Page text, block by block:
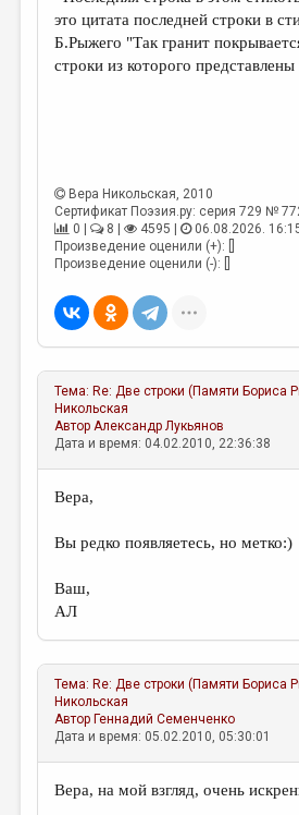
ЛИТЕРАТУРОВЕДЕНИЕ
КУЛЬТУРОВЕДЕНИЕ
ЦИКЛЫ ПУБЛИКАЦИЙ
ТРЕДИАКОВСКИЙ
МЕДИА
ВКОНТАКТЕ
это цитата последней строки в
Б.Рыжего "Так гранит
строки из которого представлены
Вера Никольская, 2010
Сертификат Поэзия.ру: серия 729 №
0 |
8 | 4595 |
06.08.2026.
Произведение оценили (+): []
Произведение оценили (-): []
Тема: Re: Две строки (Памяти Бориса
Никольская
АвторАлександр Лукьянов
Дата и время: 04.02.2010, 22:36:38
Вера,
Вы редко появляетесь, но метко:)
Ваш,
АЛ
Тема: Re: Две строки (Памяти Бориса
Никольская
Автор Геннадий Семенченко
Дата и время: 05.02.2010, 05:30:01
Вера, на мой взгляд, очень